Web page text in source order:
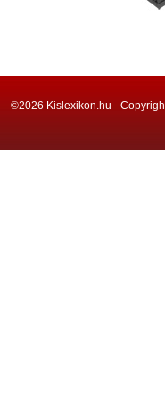
©2026 Kislexikon.hu -